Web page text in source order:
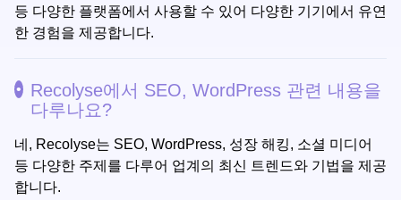
등 다양한 플랫폼에서 사용할 수 있어 다양한 기기에서 유연
한 경험을 제공합니다.
Recolyse에서 SEO, WordPress 관련 내용을
다루나요?
네, Recolyse는 SEO, WordPress, 성장 해킹, 소셜 미디어
등 다양한 주제를 다루어 업계의 최신 트렌드와 기법을 제공
합니다.